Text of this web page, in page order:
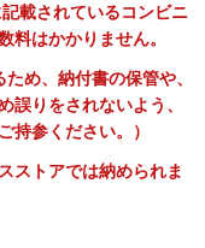
載されているコンビニ
料はかかりません。
め、納付書の保管や、
誤りをされないよう、
持参ください。）
ストアでは納められま